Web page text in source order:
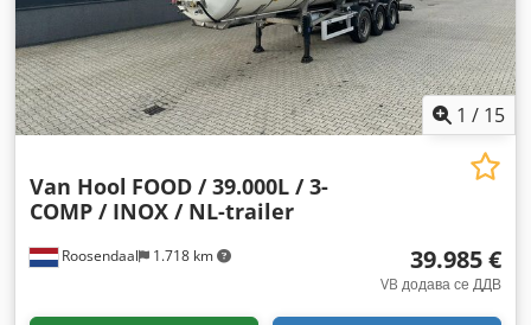
1 / 15
Roosendaal 1.718 km
Van Hool FOOD / 39.000L / 3-
COMP / INOX / NL-trailer
39.985 €
VB додава се ДДВ